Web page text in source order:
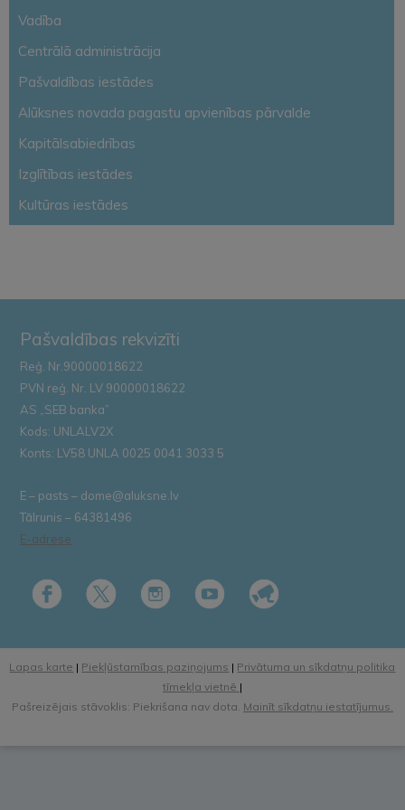
Vadība
Centrālā administrācija
Pašvaldības iestādes
Alūksnes novada pagastu apvienības pārvalde
Kapitālsabiedrības
Izglītības iestādes
Kultūras iestādes
Pašvaldības rekvizīti
Reģ. Nr.90000018622
PVN reģ. Nr. LV 90000018622
AS „SEB banka”
Kods: UNLALV2X
Konts: LV58 UNLA 0025 0041 3033 5
E – pasts – dome@aluksne.lv
Tālrunis – 64381496
E-adrese
Lapas karte | Piekļūstamības paziņojums | Privātuma un sīkdatņu politika
tīmekļa vietnē |
Pašreizējais stāvoklis: Piekrišana nav dota. Mainīt sīkdatņu iestatījumus.